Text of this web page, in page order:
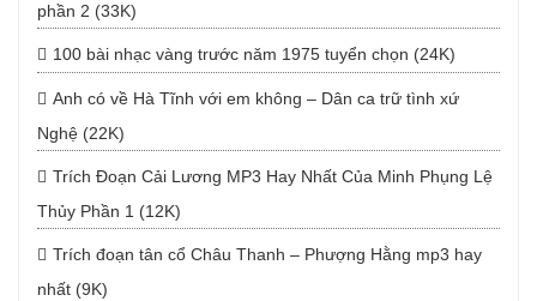
phần 2 (33K)
100 bài nhạc vàng trước năm 1975 tuyển chọn (24K)
Anh có về Hà Tĩnh với em không – Dân ca trữ tình xứ
Nghệ (22K)
Trích Đoạn Cải Lương MP3 Hay Nhất Của Minh Phụng Lệ
Thủy Phần 1 (12K)
Trích đoạn tân cổ Châu Thanh – Phượng Hằng mp3 hay
nhất (9K)